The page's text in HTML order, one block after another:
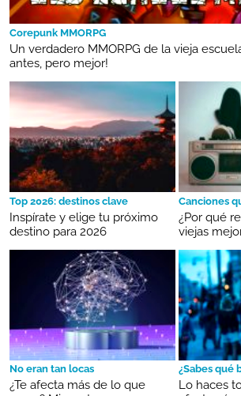
Corepunk MMORPG
Un verdadero MMORPG de la vieja
antes, pero mejor!
Top 2026: destinos clave
Inspírate y elige tu próximo
destino para 2026
Canciones
¿Por qué
viejas
No eran tan locas
¿Te afecta más de lo que
¿Sabes qué
Lo haces